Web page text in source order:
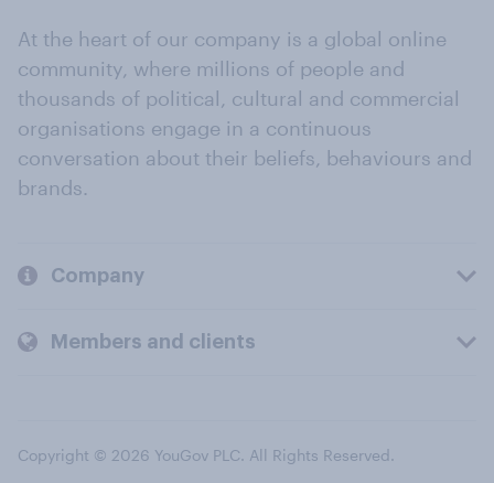
At the heart of our company is a global online
community, where millions of people and
thousands of political, cultural and commercial
organisations engage in a continuous
conversation about their beliefs, behaviours and
brands.
Company
Members and clients
Copyright © 2026 YouGov PLC. All Rights Reserved.